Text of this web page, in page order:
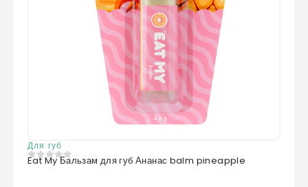
Для губ
0из 5
Eat My Бальзам для губ Ананас balm pineapple